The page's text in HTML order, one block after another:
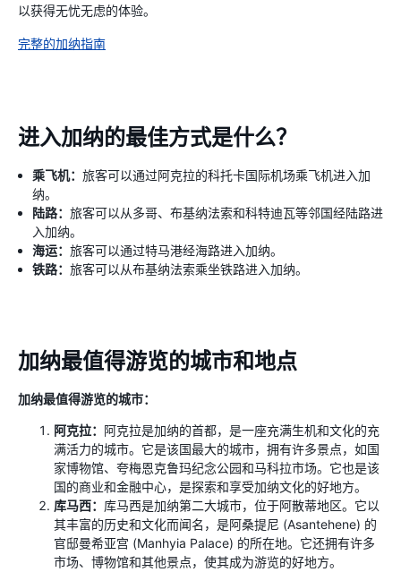
以获得无忧无虑的体验。
完整的加纳指南
进入加纳的最佳方式是什么？
乘飞机： 旅客可以通过阿克拉的科托卡国际机场乘飞机进入加
纳。
陆路： 旅客可以从多哥、布基纳法索和科特迪瓦等邻国经陆路进
入加纳。
海运： 旅客可以通过特马港经海路进入加纳。
铁路： 旅客可以从布基纳法索乘坐铁路进入加纳。
加纳最值得游览的城市和地点
加纳最值得游览的城市：
阿克拉： 阿克拉是加纳的首都，是一座充满生机和文化的充
满活力的城市。它是该国最大的城市，拥有许多景点，如国
家博物馆、夸梅恩克鲁玛纪念公园和马科拉市场。它也是该
国的商业和金融中心，是探索和享受加纳文化的好地方。
库马西： 库马西是加纳第二大城市，位于阿散蒂地区。它以
其丰富的历史和文化而闻名，是阿桑提尼 (Asantehene) 的
官邸曼希亚宫 (Manhyia Palace) 的所在地。它还拥有许多
市场、博物馆和其他景点，使其成为游览的好地方。